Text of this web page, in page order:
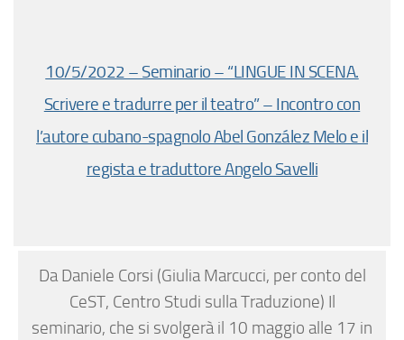
10/5/2022 – Seminario – “LINGUE IN SCENA.
Scrivere e tradurre per il teatro” – Incontro con
l’autore cubano-spagnolo Abel González Melo e il
regista e traduttore Angelo Savelli
Da Daniele Corsi (Giulia Marcucci, per conto del
CeST, Centro Studi sulla Traduzione) Il
seminario, che si svolgerà il 10 maggio alle 17 in